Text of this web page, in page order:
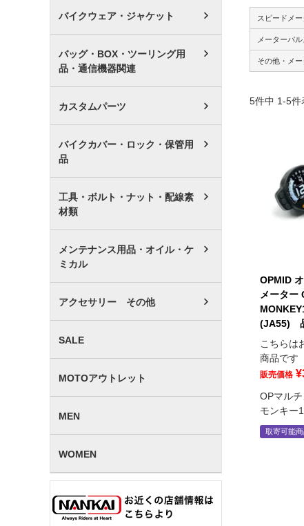
バイクウェア・ジャケット
バッグ・BOX・ツーリング用
品・通信機器関連
カスタムパーツ
バイクカバー・ロック・保管用
品
工具・ボルト・ナット・配線素
材類
メンテナンス用品・オイル・ケ
ミカル
アクセサリー その他
SALE
MOTOアウトレット
MEN
WOMEN
スピードメー
メーターパ
その他・メ
5件中 1-5件
OPMID
メーター
(JA55)
こちらは
商品です
販売価格 ¥
OPマル
モンキー
取寄可能